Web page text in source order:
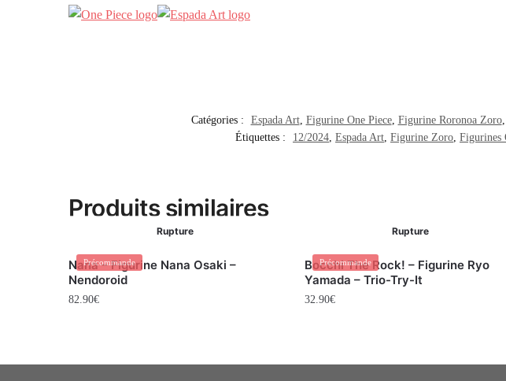
Catégories : Espada Art, Figurine One Piece, Figurine Roronoa Zoro,
Étiquettes :
12/2024 Espada Art Figurine Zoro Figurines
Produits similaires
Précommande
Rupture
Nana – Figurine Nana Osaki –
Nendoroid
82.90€
Précommande
Rupture
Bocchi The Rock! – Figurine Ryo
Yamada – Trio-Try-It
32.90€